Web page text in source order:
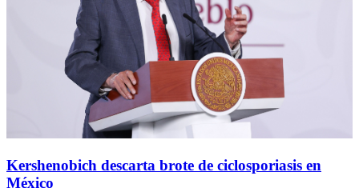
Kershenobich descarta brote de ciclosporiasis en
México